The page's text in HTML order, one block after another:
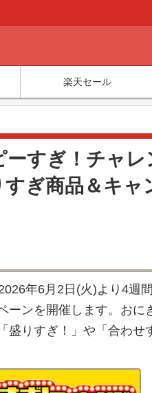
楽天セール
ーすぎ！チャ
ぎ商品＆キャ
年6月2日(火)より4週
ーンを開催します。おに
盛りすぎ！」や「合わせ